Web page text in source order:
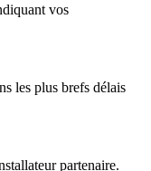
vos
les plus brefs délais
partenaire.